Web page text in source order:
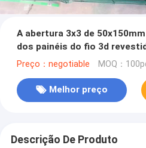
A abertura 3x3 de
dos painéis do fio 3d
Preço：negotiable MOQ：
Melhor preço
Descrição De Produto